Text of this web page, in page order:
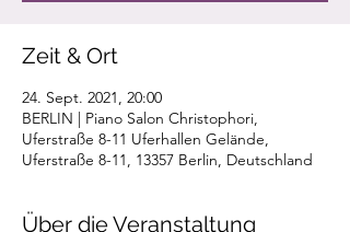
Zeit & Ort
24. Sept. 2021, 20:00
BERLIN | Piano Salon Christophori,
Uferstraße 8-11 Uferhallen Gelände,
Uferstraße 8-11, 13357 Berlin, Deutschland
Über die Veranstaltung